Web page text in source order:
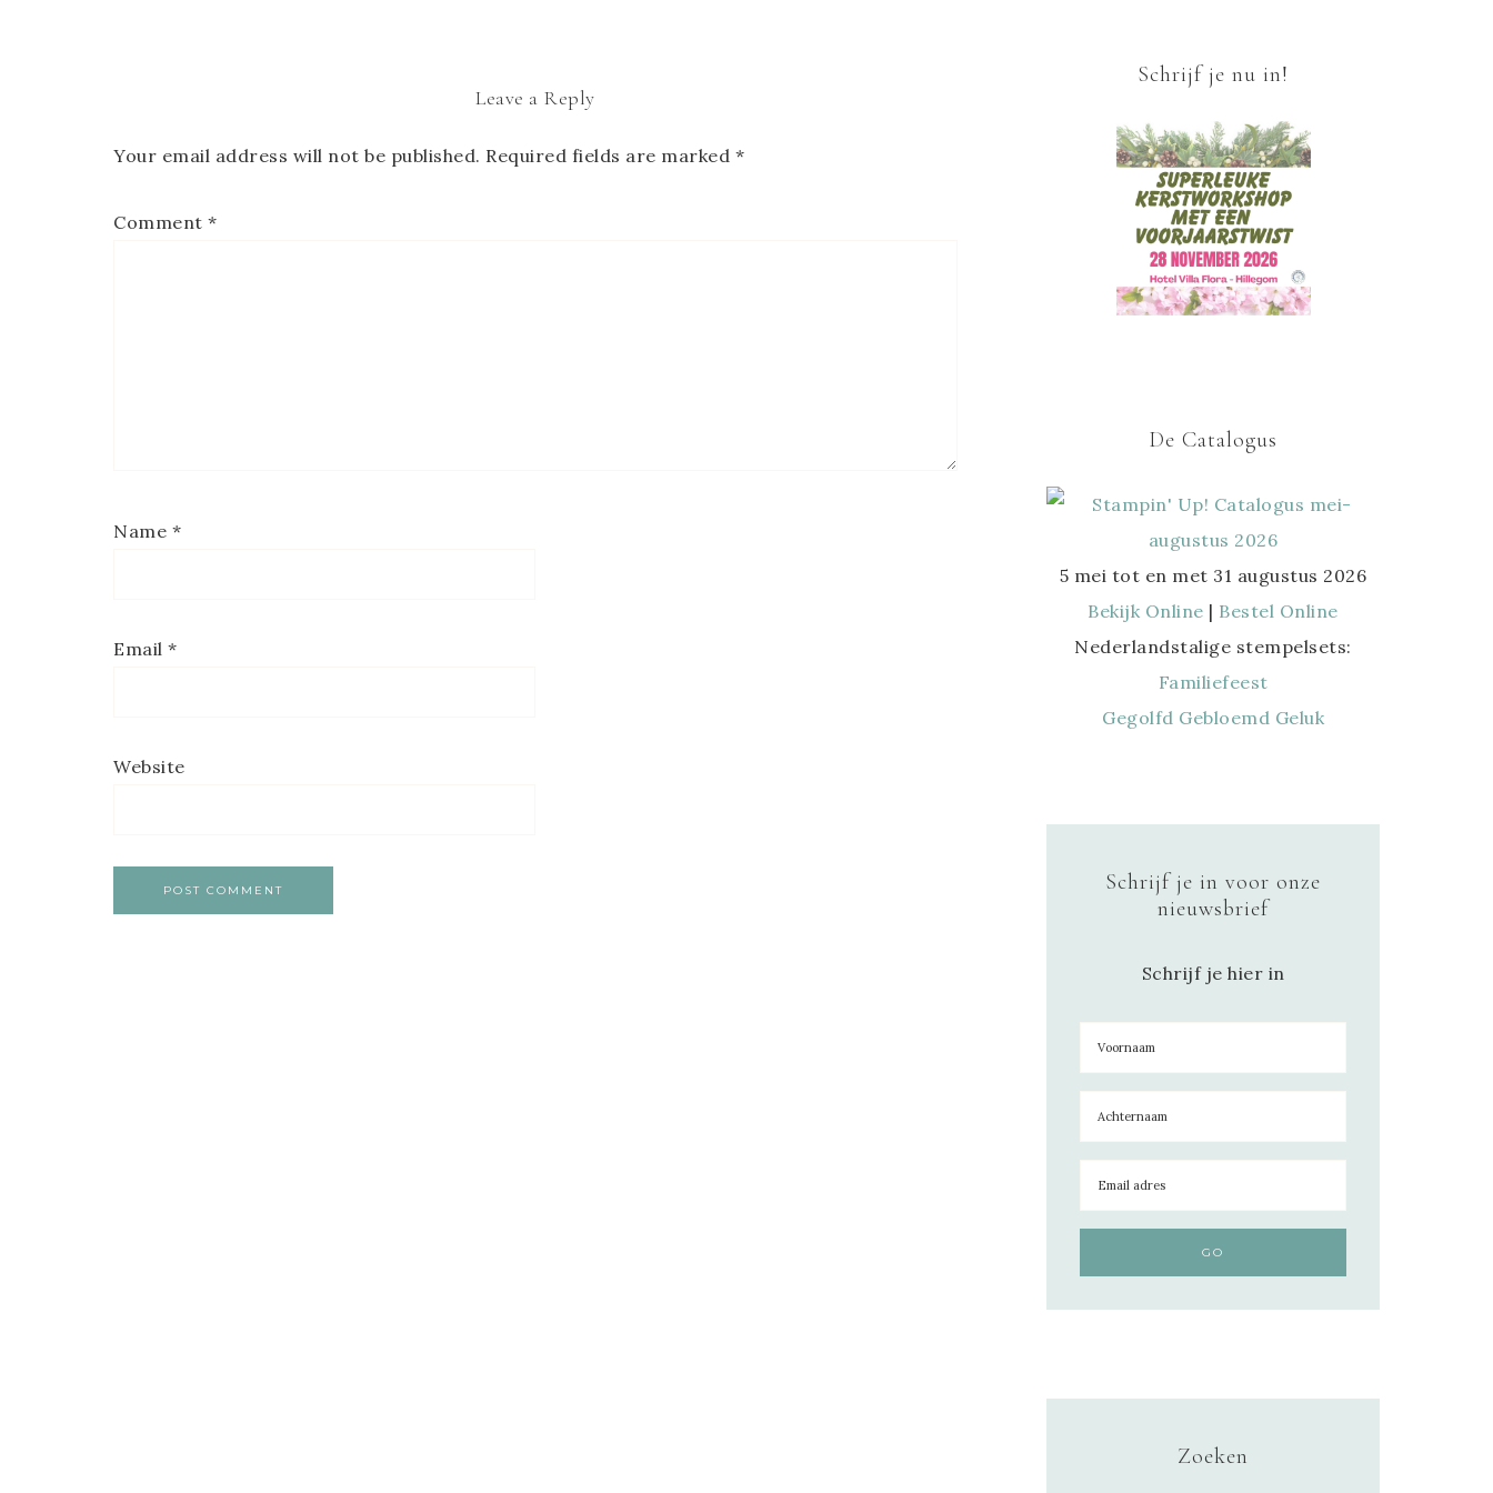
Leave a Reply
Your email address will not be published. Required fields are marked *
Comment *
Name *
Email *
Website
Schrijf je nu in!
De Catalogus
5 mei tot en met 31 augustus 2026
Bekijk Online | Bestel Online
Nederlandstalige stempelsets:
Familiefeest
Gegolfd Gebloemd Geluk
Schrijf je in voor onze
nieuwsbrief
Schrijf je hier in
Zoeken